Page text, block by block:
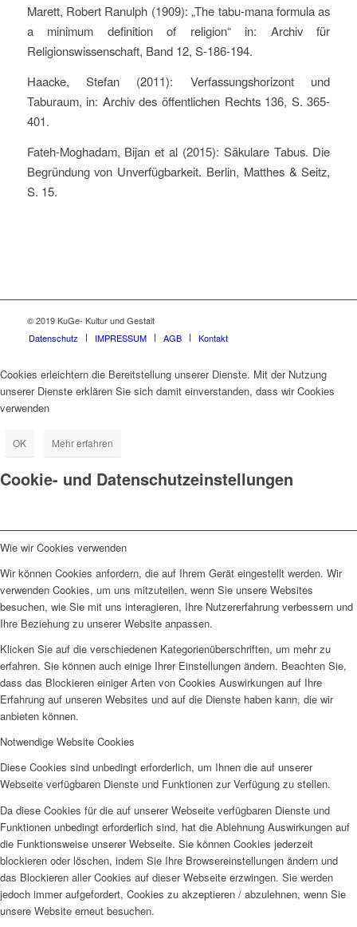
Marett, Robert Ranulph (1909): „The tabu-mana formula as
a minimum definition of religion“ in: Archiv für
Religionswissenschaft, Band 12, S-186-194.
Haacke, Stefan (2011): Verfassungshorizont und
Taburaum, in: Archiv des öffentlichen Rechts 136, S. 365-
401.
Fateh-Moghadam, Bijan et al (2015): Säkulare Tabus. Die
Begründung von Unverfügbarkeit. Berlin, Matthes & Seitz,
S. 15.
© 2019 KuGe- Kultur und Gestalt
Datenschutz
IMPRESSUM AGB Kontakt
Cookies erleichtern die Bereitstellung unserer Dienste. Mit der Nutzung
unserer Dienste erklären Sie sich damit einverstanden, dass wir Cookies
verwenden
OK Mehr erfahren
Cookie- und Datenschutzeinstellungen
Wie wir Cookies verwenden
Wir können Cookies anfordern, die auf Ihrem Gerät eingestellt werden. Wir
verwenden Cookies, um uns mitzuteilen, wenn Sie unsere Websites
besuchen, wie Sie mit uns interagieren, Ihre Nutzererfahrung verbessern und
Ihre Beziehung zu unserer Website anpassen.
Klicken Sie auf die verschiedenen Kategorienüberschriften, um mehr zu
erfahren. Sie können auch einige Ihrer Einstellungen ändern. Beachten Sie,
dass das Blockieren einiger Arten von Cookies Auswirkungen auf Ihre
Erfahrung auf unseren Websites und auf die Dienste haben kann, die wir
anbieten können.
Notwendige Website Cookies
Diese Cookies sind unbedingt erforderlich, um Ihnen die auf unserer
Webseite verfügbaren Dienste und Funktionen zur Verfügung zu stellen.
Da diese Cookies für die auf unserer Webseite verfügbaren Dienste und
Funktionen unbedingt erforderlich sind, hat die Ablehnung Auswirkungen auf
die Funktionsweise unserer Webseite. Sie können Cookies jederzeit
blockieren oder löschen, indem Sie Ihre Browsereinstellungen ändern und
das Blockieren aller Cookies auf dieser Webseite erzwingen. Sie werden
jedoch immer aufgefordert, Cookies zu akzeptieren / abzulehnen, wenn Sie
unsere Website erneut besuchen.